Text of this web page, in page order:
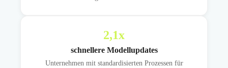
2,1x
schnellere Modellupdates
Unternehmen mit standardisierten Prozessen für